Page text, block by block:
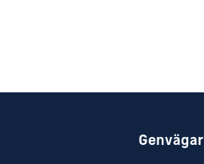
Genvägar